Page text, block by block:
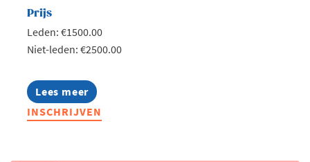
Prijs
Leden: €1500.00
Niet-leden: €2500.00
Lees meer
about
Masterclass
Good
INSCHRIJVEN